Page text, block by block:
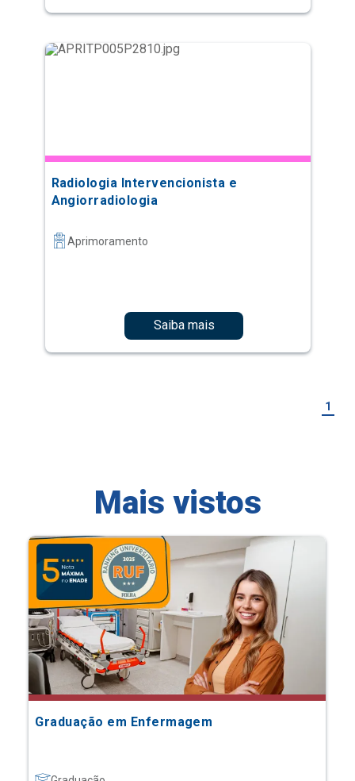
Radiologia Intervencionista e
Angiorradiologia
Aprimoramento
Saiba mais
1
Mais vistos
Graduação em Enfermagem